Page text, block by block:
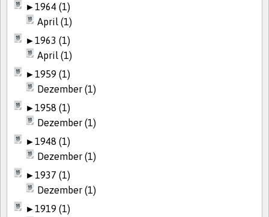
►1964 (1)
April (1)
►1963 (1)
April (1)
►1959 (1)
Dezember (1)
►1958 (1)
Dezember (1)
►1948 (1)
Dezember (1)
►1937 (1)
Dezember (1)
►1919 (1)